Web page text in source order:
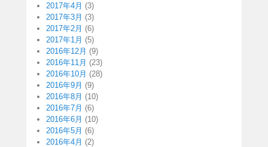
2017年4月 (3)
2017年3月 (3)
2017年2月 (6)
2017年1月 (5)
2016年12月 (9)
2016年11月 (23)
2016年10月 (28)
2016年9月 (9)
2016年8月 (10)
2016年7月 (6)
2016年6月 (10)
2016年5月 (6)
2016年4月 (2)